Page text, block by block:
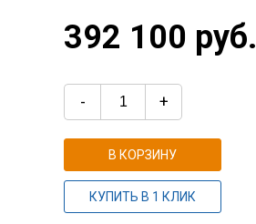
392 100 руб.
- +
В КОРЗИНУ
КУПИТЬ В 1 КЛИК